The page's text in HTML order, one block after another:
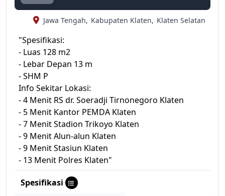
Jawa Tengah, Kabupaten Klaten, Klaten Selatan
"Spesifikasi:
- Luas 128 m2
- Lebar Depan 13 m
- SHM P
Info Sekitar Lokasi:
- 4 Menit RS dr. Soeradji Tirnonegoro Klaten
- 5 Menit Kantor PEMDA Klaten
- 7 Menit Stadion Trikoyo Klaten
- 9 Menit Alun-alun Klaten
- 9 Menit Stasiun Klaten
- 13 Menit Polres Klaten"
Spesifikasi